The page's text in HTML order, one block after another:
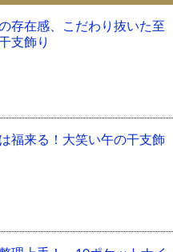
存在感、こだわり抜いた至
支飾り
福来る！大笑い午の干支飾